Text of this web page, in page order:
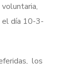
voluntaria,
el día 10-3-
los